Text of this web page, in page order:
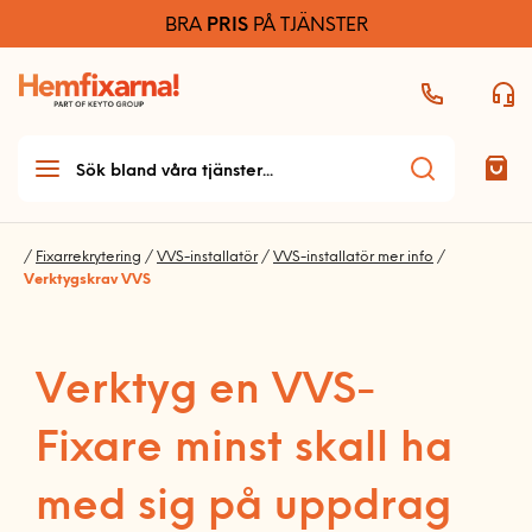
BRA PRISPÅ TJÄNSTER
Teknikhjälp startsida
Allmän teknikhjälp
Ljud
Möbelmontering
Möbelmontering startsida
Arbetsplats
Handyman & installation
Handyman och
Bygg
/ Fixarrekrytering / VVS-installatör/ VVS-installatör mer info /
Verktygskrav VVS
Verktyg en VVS-
Fixare minst skall ha
med sig på uppdrag